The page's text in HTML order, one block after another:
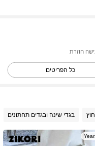
כל הפריטים
בגדי שינה ובגדים תחתונים